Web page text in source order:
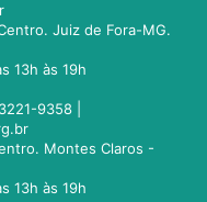
Juiz de Fora-MG.
13h às 19h
9358 |
Montes Claros -
13h às 19h